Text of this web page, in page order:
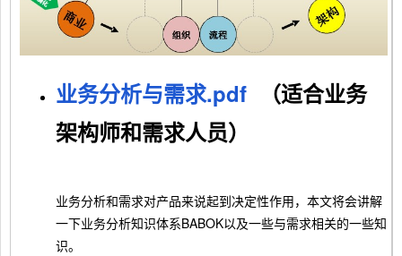
业务分析与需求.pdf
（适合业务
架构师和需求人员）
业务分析和需求对产品来说起到决定性作用，本文将会讲解
一下业务分析知识体系BABOK以及一些与需求相关的一些知
识。